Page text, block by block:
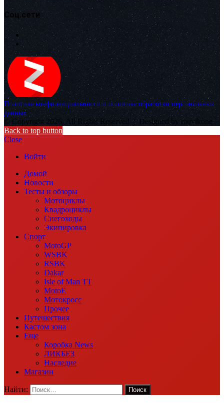
Соц.сети
Политика конфиденциальности и политика обработки персональных
данных
© Copyright 2026, All Rights Reserved |Designed by muvikone
Back to top button
Close
Войти
Домой
Новости
Тесты и обзоры
Мотоциклы
Квадроциклы
Снегоходы
Экипировка
Спорт
MotoGP
WSBK
RSBK
Dakar
Isle of Man TT
MotoE
Мотокросс
Прочее
Путешествия
Кастом зона
Еще
Коробка News
ЛИКБЕЗ
Наследие
Магазин
Найти: